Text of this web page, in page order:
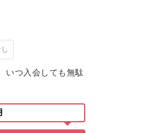
いつ入会しても無駄